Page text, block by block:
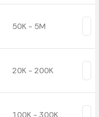
50K - 5M
20K - 200K
100K - 300K